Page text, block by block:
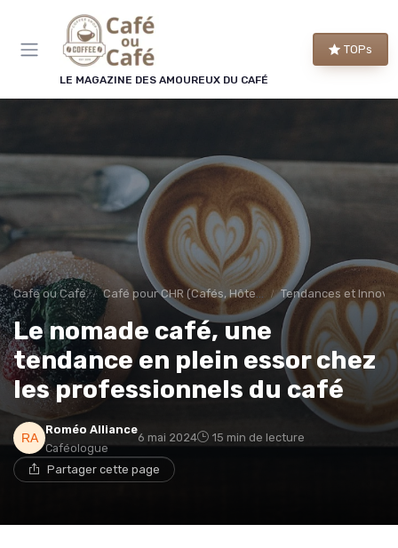
LE MAGAZINE DES AMOUREUX DU CAFÉ
TOPs
Café ou Café Café pour CHR (Cafés, Hôtels, Restaurants) Tendances et
Le nomade café, une
tendance en plein essor chez
les professionnels du café
Roméo Alliance
Caféologue
6 mai 2024 15 min de lecture
Partager cette page